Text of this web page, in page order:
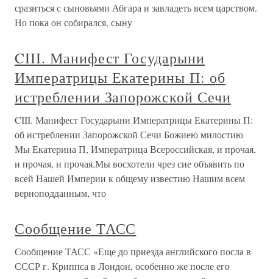
сразиться с сыновьями Абгара и завладеть всем царством.
Но пока он собирался, сыну
CIII. Манифест Государыни
Императрицы Екатерины П: об
истреблении Запорожской Сечи
CIII. Манифест Государыни Императрицы Екатерины П:
об истреблении Запорожской Сечи Божиею милостию
Мы Екатерина П, Императрица Всероссийская, и прочая,
и прочая, и прочая.Мы восхотели чрез сие объявить по
всей Нашей Империи к общему известию Нашим всем
верноподданным, что
Сообщение ТАСС
Сообщение ТАСС «Еще до приезда английского посла в
СССР г. Криппса в Лондон, особенно же после его